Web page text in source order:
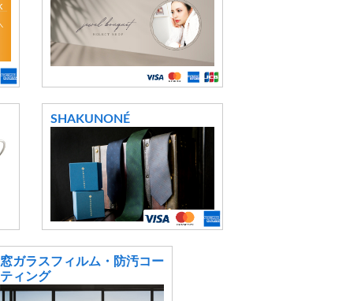
SHAKUNONÉ
窓ガラスフィルム・防汚コー
ティング